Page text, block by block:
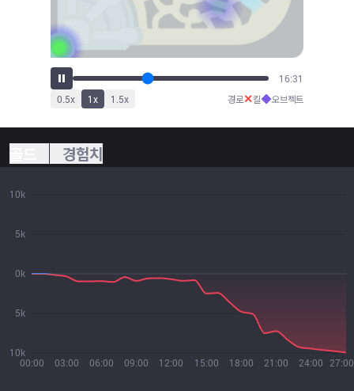
18:15
0.5x 1x 1.5x 경로✕킬◆오브젝트
경험치
00:00 03:00 06:00 09:00 12:00 15:00 18:00 21:00 24:00 27:00
10k
5k
0k
5k
10k